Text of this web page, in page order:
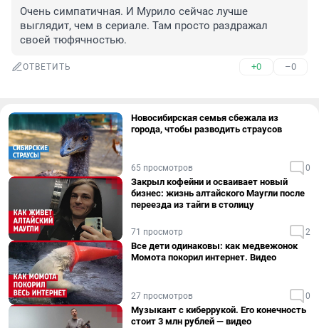
Очень симпатичная. И Мурило сейчас лучше
выглядит, чем в сериале. Там просто раздражал
своей тюфячностью.
ОТВЕТИТЬ +0 –0
Новосибирская семья сбежала из
города, чтобы разводить страусов
65 просмотров 0
Закрыл кофейни и осваивает новый
бизнес: жизнь алтайского Маугли после
переезда из тайги в столицу
71 просмотр 2
Все дети одинаковы: как медвежонок
Момота покорил интернет. Видео
27 просмотров 0
Музыкант с киберрукой. Его конечность
стоит 3 млн рублей — видео